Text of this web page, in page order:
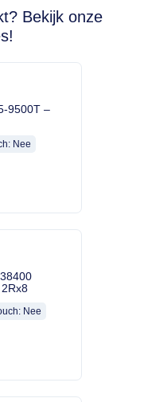
Bekijk onze
9500T –
Nee
Nee